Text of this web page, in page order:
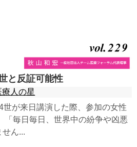
と反証可能性
人の星
が来日講演した際、参加の女性
「毎日毎日、世界中の紛争や凶悪
ん...